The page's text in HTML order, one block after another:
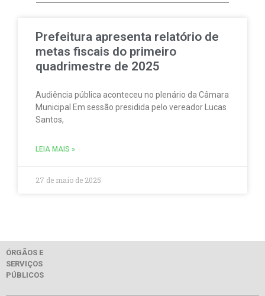
Prefeitura apresenta relatório de
metas fiscais do primeiro
quadrimestre de 2025
Audiência pública aconteceu no plenário da Câmara
Municipal Em sessão presidida pelo vereador Lucas
Santos,
LEIA MAIS »
27 de maio de 2025
ÓRGÃOS E
SERVIÇOS
PÚBLICOS